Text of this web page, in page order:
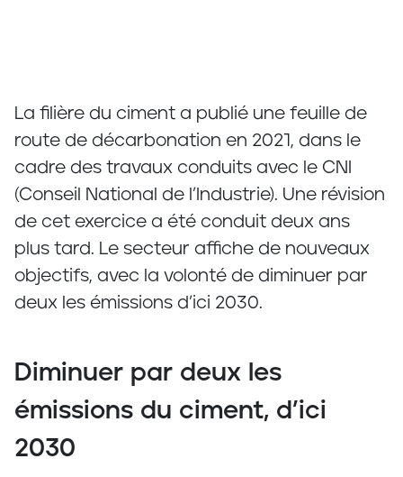
La filière du ciment a publié une feuille de
route de décarbonation en 2021, dans le
cadre des travaux conduits avec le CNI
(Conseil National de l’Industrie). Une révision
de cet exercice a été conduit deux ans
plus tard. Le secteur affiche de nouveaux
objectifs, avec la volonté de diminuer par
deux les émissions d’ici 2030.
Diminuer par deux les
émissions du ciment, d’ici
2030